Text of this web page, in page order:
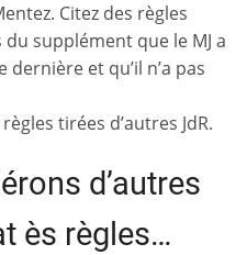
Citez des règles
supplément que le MJ a
et qu’il n’a pas
tirées d’autres JdR.
d’autres
ès règles…